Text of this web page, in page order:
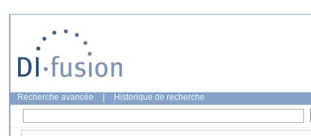
Recherche avancée Historique de recherche